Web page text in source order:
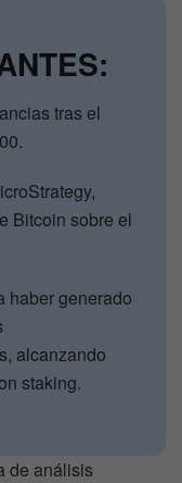
tras el
Bitcoin sobre el
haber generado
alcanzando
staking.
de análisis